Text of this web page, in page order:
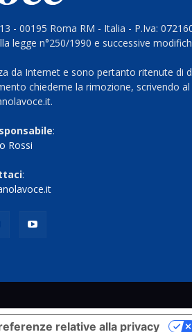
- 00195 Roma RM - Italia - P.Iva:
legge n°250/1990 e successive
da Internet e sono pertanto ritenute di
chiederne la rimozione, scrivendo al
:
Rossi
:
relative alla privacy